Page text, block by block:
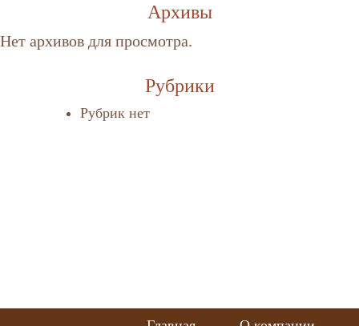
Архивы
Нет архивов для просмотра.
Рубрики
Рубрик нет